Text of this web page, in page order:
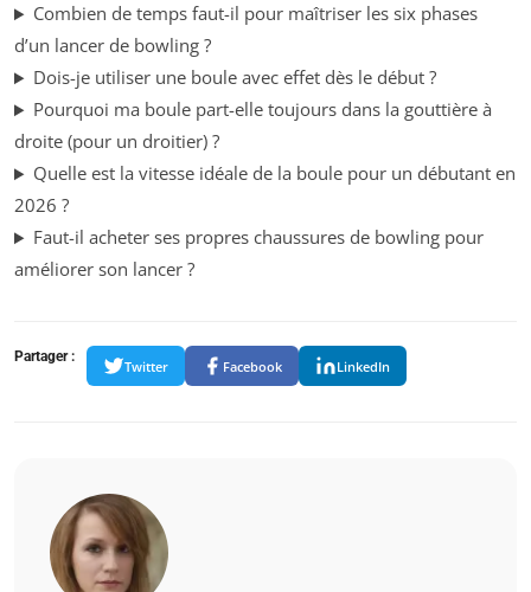
Combien de temps faut-il pour maîtriser les six phases
d’un lancer de bowling ?
Dois-je utiliser une boule avec effet dès le début ?
Pourquoi ma boule part-elle toujours dans la gouttière à
droite (pour un droitier) ?
Quelle est la vitesse idéale de la boule pour un débutant en
2026 ?
Faut-il acheter ses propres chaussures de bowling pour
améliorer son lancer ?
Partager :
Twitter Facebook LinkedIn